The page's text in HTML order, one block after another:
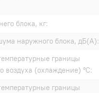
блока, кг:
наружного блока, дБ(А):
границы
воздуха (охлаждение) °C:
границы